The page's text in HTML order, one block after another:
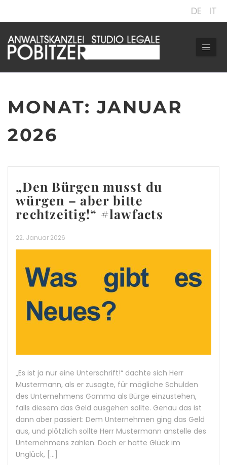
DE IT
MONAT:JANUAR
2026
„Den Bürgen musst du
würgen – aber bitte
rechtzeitig!“ #lawfacts
22. Januar 2026
„Es ist ja nur eine Unterschrift!“ dachte sich Herr
Mustermann, als er zusagte, für mögliche Schulden
des Unternehmens Gamma als Bürge einzustehen,
falls diesem das Geld ausgehen sollte. Genau das ist
dann aber passiert: Dem Unternehmen ging das Geld
aus, und plötzlich sollte Herr Mustermann anstelle des
Unternehmens zahlen. Doch er hatte Glück im
Unglück, […]